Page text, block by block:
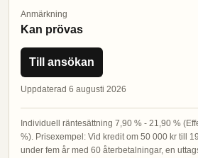
Anmärkning
Kan prövas
Till ansökan
Uppdaterad 6 augusti 2026
Individuell räntesättning 7,90 % - 21,90 %
%). Prisexempel: Vid kredit om 50 000 kr till
under fem år med 60 återbetalningar, en